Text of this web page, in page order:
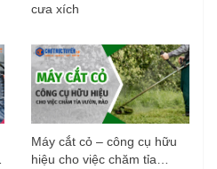
cưa xích
Máy cắt cỏ – công cụ hữu
hiệu cho việc chăm tỉa